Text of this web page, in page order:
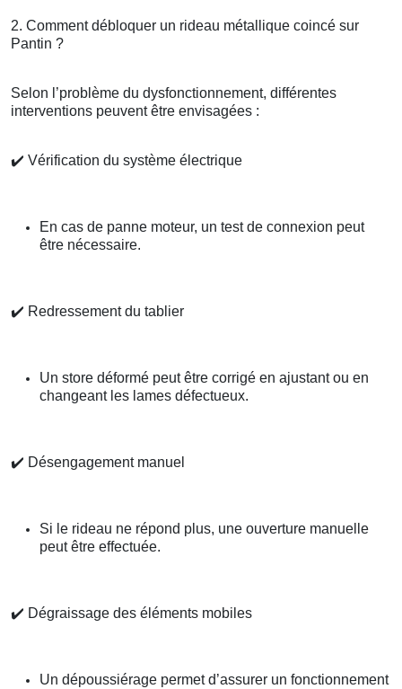
2. Comment débloquer un rideau métallique coincé sur
Pantin ?
Selon l’problème du dysfonctionnement, différentes
interventions peuvent être envisagées :
✔️ Vérification du système électrique
En cas de panne moteur, un test de connexion peut
être nécessaire.
✔️ Redressement du tablier
Un store déformé peut être corrigé en ajustant ou en
changeant les lames défectueux.
✔️ Désengagement manuel
Si le rideau ne répond plus, une ouverture manuelle
peut être effectuée.
✔️ Dégraissage des éléments mobiles
Un dépoussiérage permet d’assurer un fonctionnement